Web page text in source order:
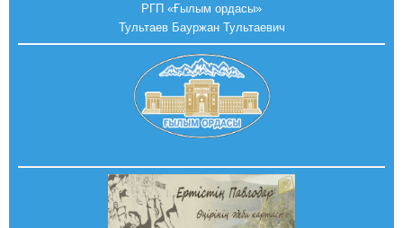
РГП «Ғылым ордасы»
Тультаев Бауржан Тультаевич